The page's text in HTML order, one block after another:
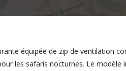
équipée de zip de ventilation
les safaris nocturnes. Le modèle